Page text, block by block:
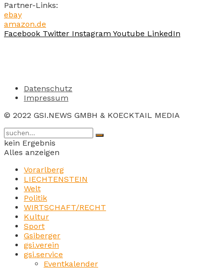
Partner-Links:
ebay
amazon.de
Facebook Twitter Instagram Youtube LinkedIn
Datenschutz
Impressum
© 2022 GSI.NEWS GMBH & KOECKTAIL MEDIA
kein Ergebnis
Alles anzeigen
Vorarlberg
LIECHTENSTEIN
Welt
Politik
WIRTSCHAFT/RECHT
Kultur
Sport
Gsiberger
gsi.verein
gsi.service
Eventkalender